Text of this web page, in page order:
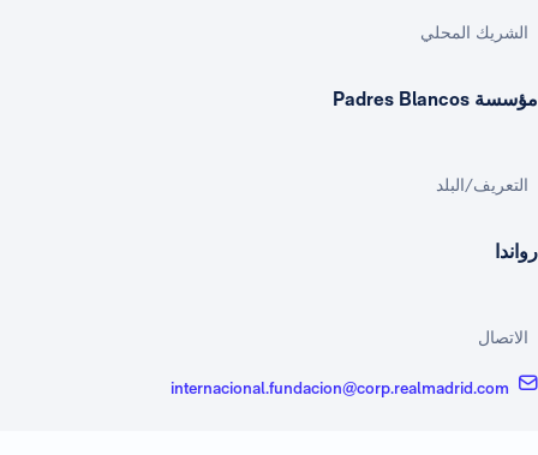
الشريك المحلي
مؤسسة Padres Blancos
التعريف/البلد
رواندا
الاتصال
internacional.fundacion@corp.realmadrid.com